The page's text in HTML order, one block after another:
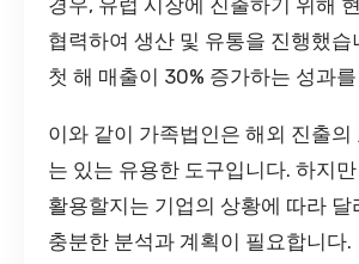
경우, 유럽 시장에 진출하기 위해
협력하여 생산 및 유통을 진행했습
첫 해 매출이 30% 증가하는 성과
이와 같이 가족법인은 해외 진출의
는 있는 유용한 도구입니다. 하지
활용할지는 기업의 상황에 따라 달
충분한 분석과 계획이 필요합니다.